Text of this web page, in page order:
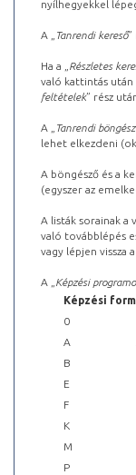
nyílhegyekkel
A „ Tanrendi kereső”
Ha a „ Részletes
való kattintás
feltételek” rész
A „ Tanrendi
lehet elkezdeni
A böngésző és a
(egyszer az
A listák sorainak a
való továbblépés
vagy lépjen vissza
A „ Képzési
Képzési
0
A
B
E
F
K
M
P